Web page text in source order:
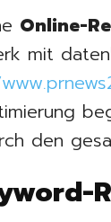
Online-
mit
den